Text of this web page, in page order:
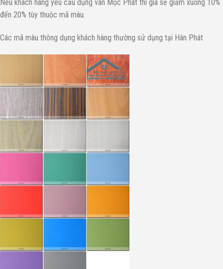
Nếu khách hàng yêu cầu dụng ván Mộc Phát thì giá sẽ giảm xuống 10%
đến 20% tùy thuộc mã màu.
Các mã màu thông dụng khách hàng thường sử dụng tại Hân Phát